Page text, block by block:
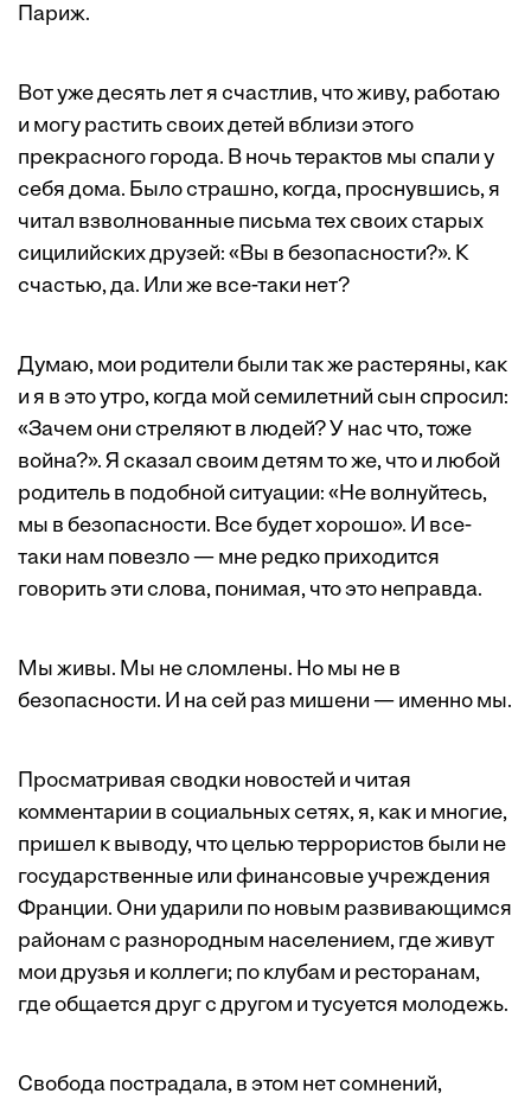
Париж.
Вот уже десять лет я счастлив, что живу, работаю
и могу растить своих детей вблизи этого
прекрасного города. В ночь терактов мы спали у
себя дома. Было страшно, когда, проснувшись, я
читал взволнованные письма тех своих старых
сицилийских друзей: «Вы в безопасности?». К
счастью, да. Или же все-таки нет?
Думаю, мои родители были так же растеряны, как
и я в это утро, когда мой семилетний сын спросил:
«Зачем они стреляют в людей? У нас что, тоже
война?». Я сказал своим детям то же, что и любой
родитель в подобной ситуации: «Не волнуйтесь,
мы в безопасности. Все будет хорошо». И все-
таки нам повезло — мне редко приходится
говорить эти слова, понимая, что это неправда.
Мы живы. Мы не сломлены. Но мы не в
безопасности. И на сей раз мишени — именно мы.
Просматривая сводки новостей и читая
комментарии в социальных сетях, я, как и многие,
пришел к выводу, что целью террористов были не
государственные или финансовые учреждения
Франции. Они ударили по новым развивающимся
районам с разнородным населением, где живут
мои друзья и коллеги; по клубам и ресторанам,
где общается друг с другом и тусуется молодежь.
Свобода пострадала, в этом нет сомнений,